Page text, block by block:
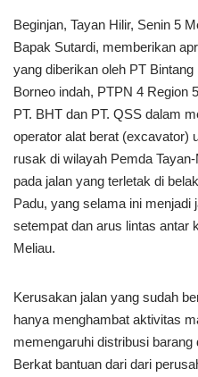
Beginjan, Tayan Hilir, Senin 5
Bapak Sutardi, memberikan
yang diberikan oleh PT
Borneo indah, PTPN 4 Region
PT. BHT dan PT. QSS dalam
operator alat berat (excavator)
rusak di wilayah Pemda
pada jalan yang terletak di
Padu, yang selama ini menjadi
setempat dan arus lintas antar
Meliau.
Kerusakan jalan yang sudah
hanya menghambat aktivitas
memengaruhi distribusi
Berkat bantuan dari dari